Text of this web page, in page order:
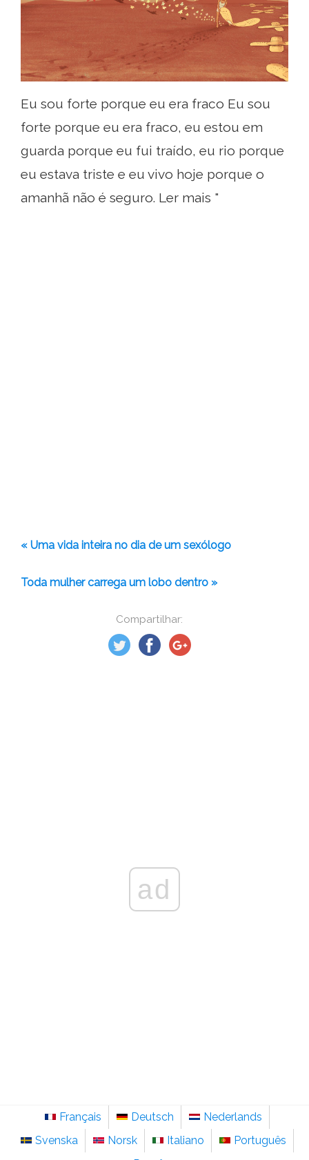
Compartilhar:
Eu sou forte porque eu era fraco Eu sou
forte porque eu era fraco, eu estou em
guarda porque eu fui traído, eu rio porque
eu estava triste e eu vivo hoje porque o
amanhã não é seguro. Ler mais "
« Uma vida inteira no dia de um sexólogo
Toda mulher carrega um lobo dentro »
ad
Français Deutsch
Nederlands
Svenska
Norsk Italiano
Português